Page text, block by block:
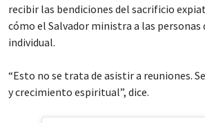
recibir las bendiciones del sacrificio
cómo el Salvador ministra a las personas
individual.
“Esto no se trata de asistir a reuniones.
y crecimiento espiritual”, dice.